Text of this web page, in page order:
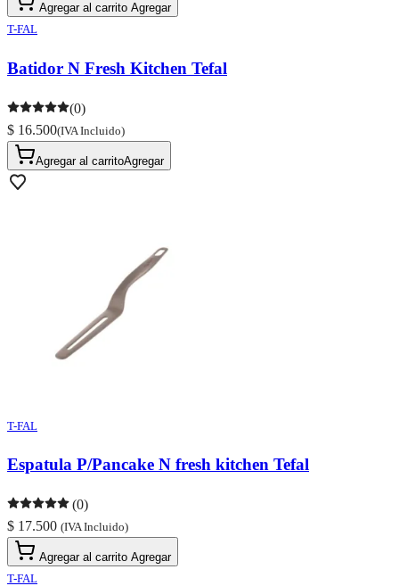
Agregar al carrito Agregar
T-FAL
Batidor N Fresh Kitchen Tefal
(0)
$ 16.500(IVA Incluido)
Agregar al carritoAgregar
T-FAL
Espatula P/Pancake N fresh kitchen Tefal
(0)
$ 17.500 (IVA Incluido)
Agregar al carrito Agregar
T-FAL